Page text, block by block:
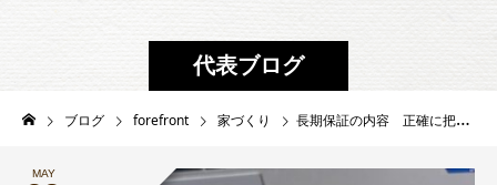
代表ブログ
ブログ forefront 家づくり 長期保証の内容 正確に把握していますか？
MAY